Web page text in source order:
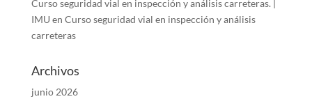
Curso seguridad vial en inspección y análisis carreteras. |
IMU en Curso seguridad vial en inspección y análisis
carreteras
Archivos
junio 2026